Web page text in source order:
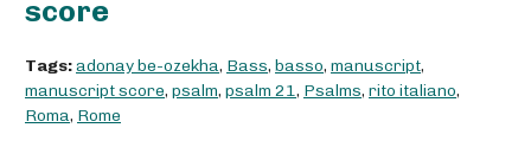
score
Tags:adonay be-ozekha, Bass, basso, manuscript,
manuscript score, psalm, psalm 21, Psalms, rito italiano,
Roma, Rome